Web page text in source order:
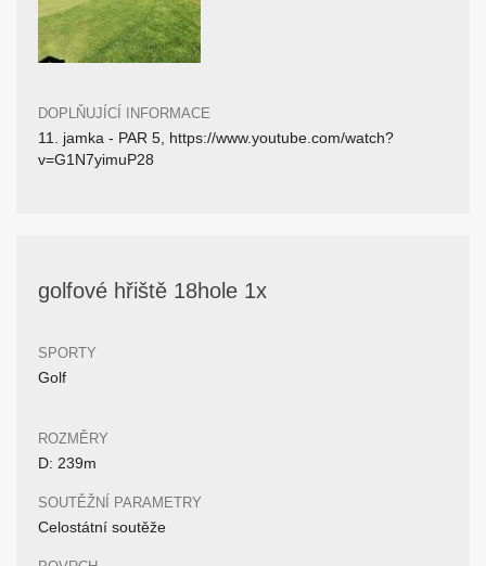
DOPLŇUJÍCÍ INFORMACE
11. jamka - PAR 5, https://www.youtube.com/watch?
v=G1N7yimuP28
golfové hřiště 18hole 1x
SPORTY
Golf
ROZMĚRY
D: 239m
SOUTĚŽNÍ PARAMETRY
Celostátní soutěže